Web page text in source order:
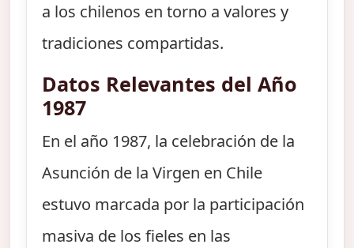
a los chilenos en torno a valores y
tradiciones compartidas.
Datos Relevantes del Año
1987
En el año 1987, la celebración de la
Asunción de la Virgen en Chile
estuvo marcada por la participación
masiva de los fieles en las